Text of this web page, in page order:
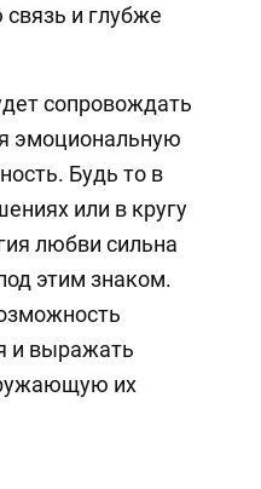
и глубже
сопровождать
эмоциональную
Будь то в
или в кругу
любви сильна
этим знаком.
и выражать
их